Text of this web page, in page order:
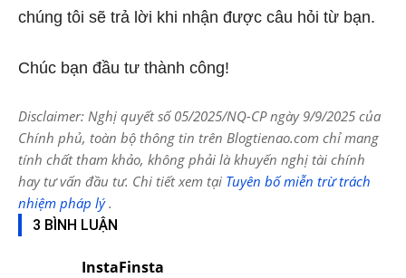
chúng tôi sẽ trả lời khi nhận được câu hỏi từ bạn.
Chúc bạn đầu tư thành công!
Disclaimer: Nghị quyết số 05/2025/NQ-CP ngày 9/9/2025 của
Chính phủ, toàn bộ thông tin trên Blogtienao.com chỉ mang
tính chất tham khảo, không phải là khuyến nghị tài chính
hay tư vấn đầu tư. Chi tiết xem tại Tuyên bố miễn trừ trách
nhiệm pháp lý.
3 BÌNH LUẬN
InstaFinsta